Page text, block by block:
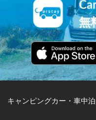
無
キャンピングカー・車中